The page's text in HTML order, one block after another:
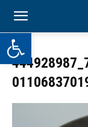
Otwórz pasek narzędzi